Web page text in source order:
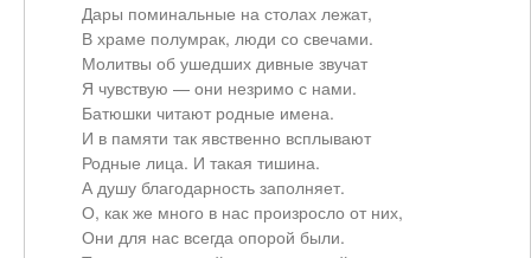
Дары поминальные на столах лежат,
В храме полумрак, люди со свечами.
Молитвы об ушедших дивные звучат
Я чувствую — они незримо с нами.
Батюшки читают родные имена.
И в памяти так явственно всплывают
Родные лица. И такая тишина.
А душу благодарность заполняет.
О, как же много в нас произросло от них,
Они для нас всегда опорой были.